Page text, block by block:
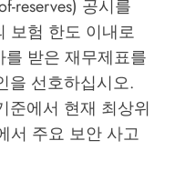
reserves) 공시를
보험 한도 이내로
받은 재무제표를
을 선호하십시오.
준에서 현재 최상위
서 주요 보안 사고